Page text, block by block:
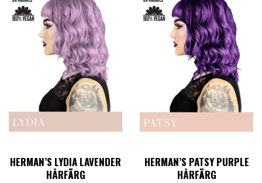
HERMAN’S LYDIA LAVENDER
HÅRFÄRG
HERMAN’S PATSY PURPLE
HÅRFÄRG